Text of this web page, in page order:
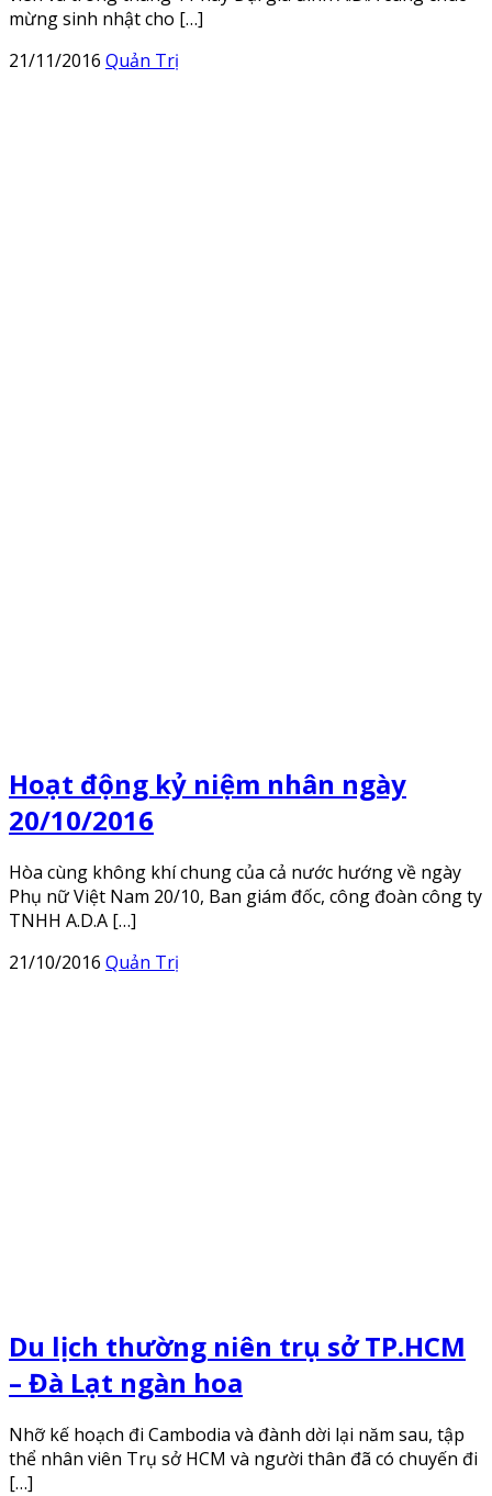
mừng sinh nhật cho […]
21/11/2016 Quản Trị
Hoạt động kỷ niệm nhân ngày
20/10/2016
Hòa cùng không khí chung của cả nước hướng về ngày
Phụ nữ Việt Nam 20/10, Ban giám đốc, công đoàn công ty
TNHH A.D.A […]
21/10/2016 Quản Trị
Du lịch thường niên trụ sở TP.HCM
– Đà Lạt ngàn hoa
Nhỡ kế hoạch đi Cambodia và đành dời lại năm sau, tập
thể nhân viên Trụ sở HCM và người thân đã có chuyến đi
[…]